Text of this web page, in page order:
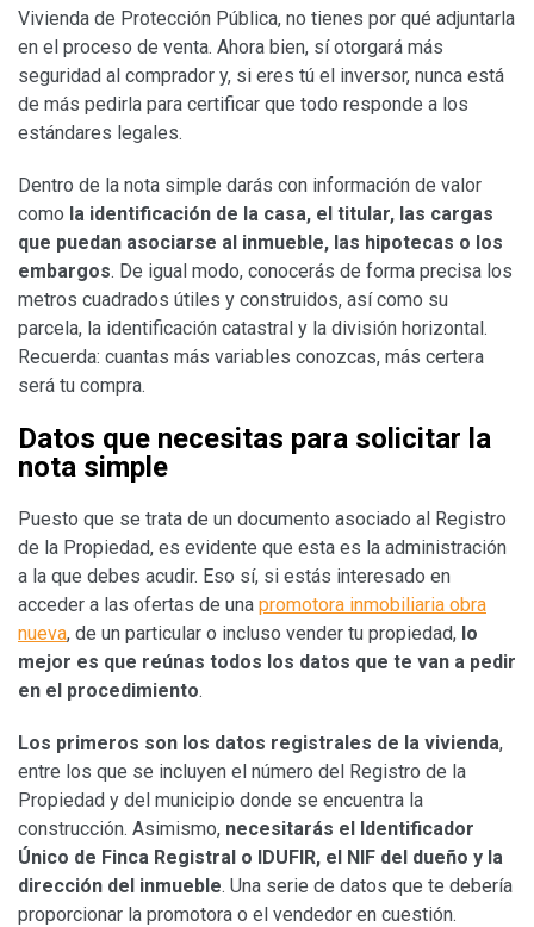
Vivienda de Protección Pública, no tienes por qué adjuntarla
en el proceso de venta. Ahora bien, sí otorgará más
seguridad al comprador y, si eres tú el inversor, nunca está
de más pedirla para certificar que todo responde a los
estándares legales.
Dentro de la nota simple darás con información de valor
como la identificación de la casa, el titular, las cargas
que puedan asociarse al inmueble, las hipotecas o los
embargos. De igual modo, conocerás de forma precisa los
metros cuadrados útiles y construidos, así como su
parcela, la identificación catastral y la división horizontal.
Recuerda: cuantas más variables conozcas, más certera
será tu compra.
Datos que necesitas para solicitar la
nota simple
Puesto que se trata de un documento asociado al Registro
de la Propiedad, es evidente que esta es la administración
a la que debes acudir. Eso sí, si estás interesado en
acceder a las ofertas de una promotora inmobiliaria obra
nueva, de un particular o incluso vender tu propiedad, lo
mejor es que reúnas todos los datos que te van a pedir
en el procedimiento.
Los primeros son los datos registrales de la vivienda,
entre los que se incluyen el número del Registro de la
Propiedad y del municipio donde se encuentra la
construcción. Asimismo, necesitarás el Identificador
Único de Finca Registral o IDUFIR, el NIF del dueño y la
dirección del inmueble. Una serie de datos que te debería
proporcionar la promotora o el vendedor en cuestión.